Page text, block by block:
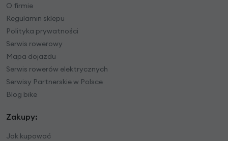
O firmie
Regulamin sklepu
Polityka prywatności
Serwis rowerowy
Mapa dojazdu
Serwis rowerów elektrycznych
Serwisy Partnerskie w Polsce
Blog bike
Zakupy:
Jak kupować